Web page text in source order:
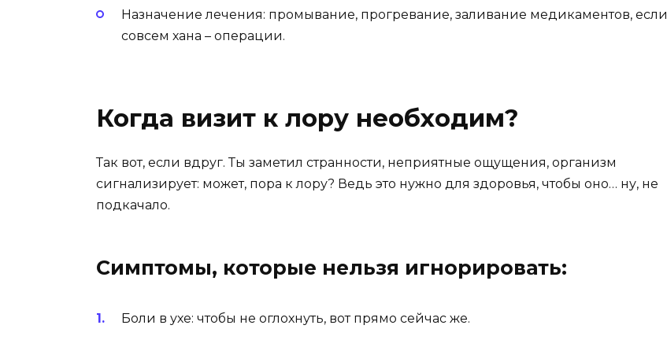
Назначение лечения: промывание, прогревание, заливание медикаментов, если
совсем хана – операции.
Когда визит к лору необходим?
Так вот, если вдруг. Ты заметил странности, неприятные ощущения, организм
сигнализирует: может, пора к лору? Ведь это нужно для здоровья, чтобы оно… ну, не
подкачало.
Симптомы, которые нельзя игнорировать:
Боли в ухе: чтобы не оглохнуть, вот прямо сейчас же.